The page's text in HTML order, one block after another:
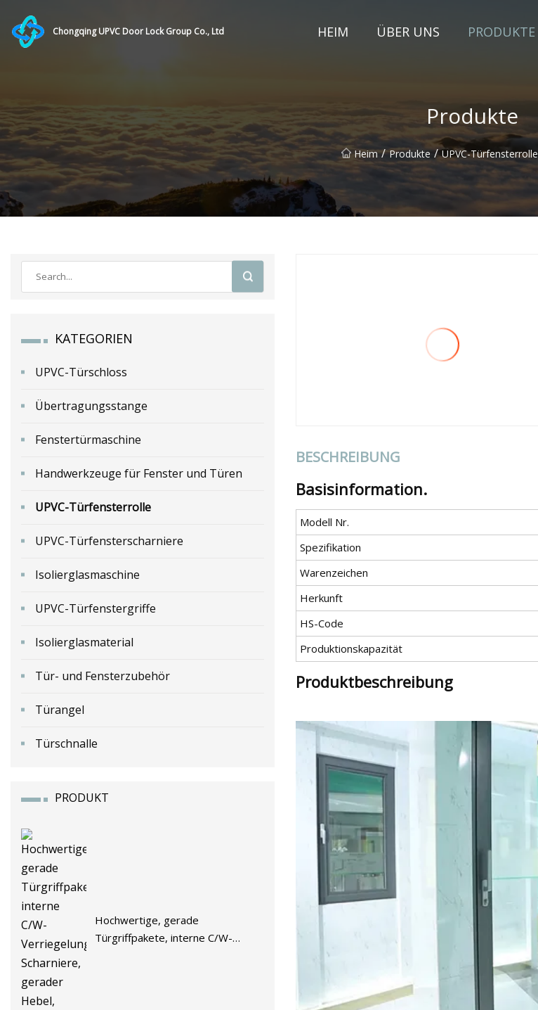
Chongqing UPVC Door Lock Group Co., Ltd HEIM ÜBER UNS PRODUKTE
Produkte
Heim / Produkte / UPVC-Türfensterrolle
KATEGORIEN
UPVC-Türschloss
Übertragungsstange
Fenstertürmaschine
Handwerkzeuge für Fenster und Türen
UPVC-Türfensterrolle
UPVC-Türfensterscharniere
Isolierglasmaschine
UPVC-Türfenstergriffe
Isolierglasmaterial
Tür- und Fensterzubehör
Türangel
Türschnalle
PRODUKT
Hochwertige, gerade
Türgriffpakete, interne C/W-
BESCHREIBUNG
Basisinformation.
Modell Nr.
Spezifikation
Warenzeichen
Herkunft
HS-Code
Produktionskapazität
Produktbeschreibung